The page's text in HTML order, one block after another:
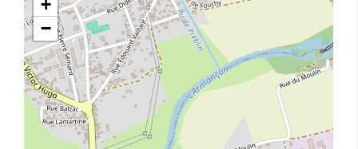
+
−